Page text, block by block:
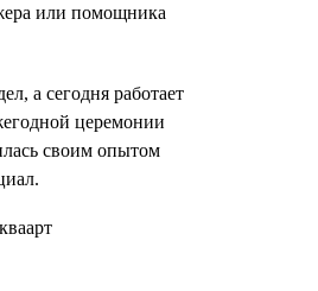
или помощника
а сегодня работает
церемонии
своим опытом